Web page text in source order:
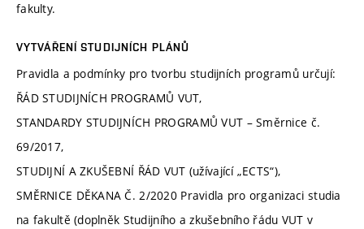
fakulty.
VYTVÁŘENÍ STUDIJNÍCH PLÁNŮ
Pravidla a podmínky pro tvorbu studijních programů určují:
ŘÁD STUDIJNÍCH PROGRAMŮ VUT,
STANDARDY STUDIJNÍCH PROGRAMŮ VUT – Směrnice č.
69/2017,
STUDIJNÍ A ZKUŠEBNÍ ŘÁD VUT (užívající „ECTS“),
SMĚRNICE DĚKANA Č. 2/2020 Pravidla pro organizaci studia
na fakultě (doplněk Studijního a zkušebního řádu VUT v